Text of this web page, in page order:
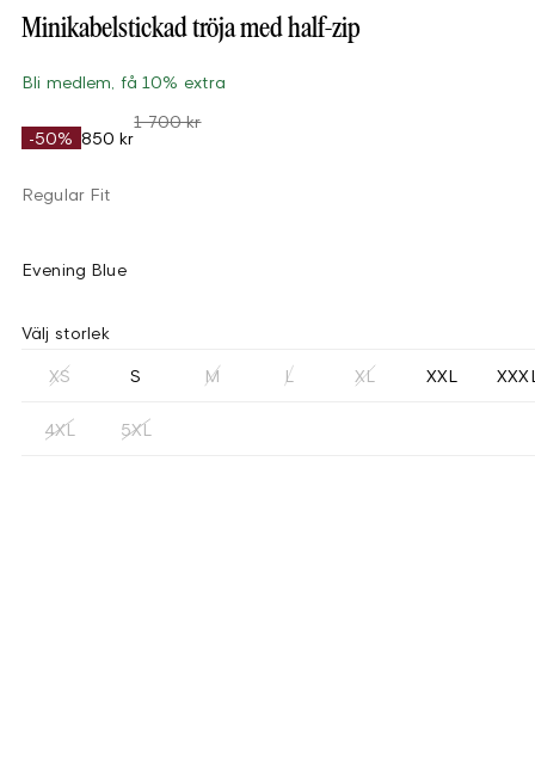
Minikabelstickad tröja med half-zip
Bli medlem, få 10% extra
-50% 850 kr
1 700 kr
Regular Fit
Evening Blue
Välj storlek
XS S M L XL XXL
4XL 5XL